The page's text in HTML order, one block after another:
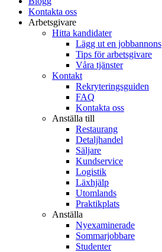
Kontakta oss
Arbetsgivare
Hitta kandidater
Lägg ut en jobbannons
Tips för arbetsgivare
Våra tjänster
Kontakt
Rekryteringsguiden
FAQ
Kontakta oss
Anställa till
Restaurang
Detaljhandel
Säljare
Kundservice
Logistik
Läxhjälp
Utomlands
Praktikplats
Anställa
Nyexaminerade
Sommarjobbare
Studenter